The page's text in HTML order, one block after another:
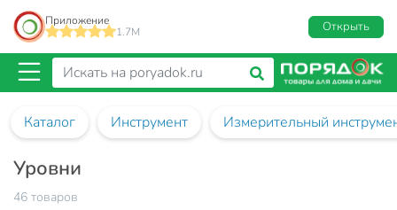
Приложение
1.7M
Открыть
Каталог Инструмент Измерительный
Уровни
46 товаров